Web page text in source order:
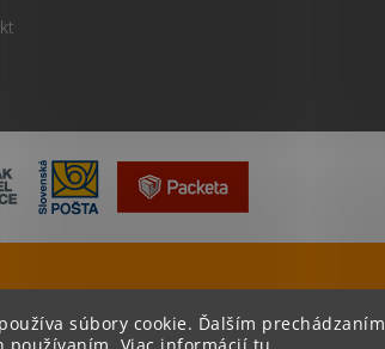
súbory cookie. Ďalším
Tovar odosielame do 24 hodín